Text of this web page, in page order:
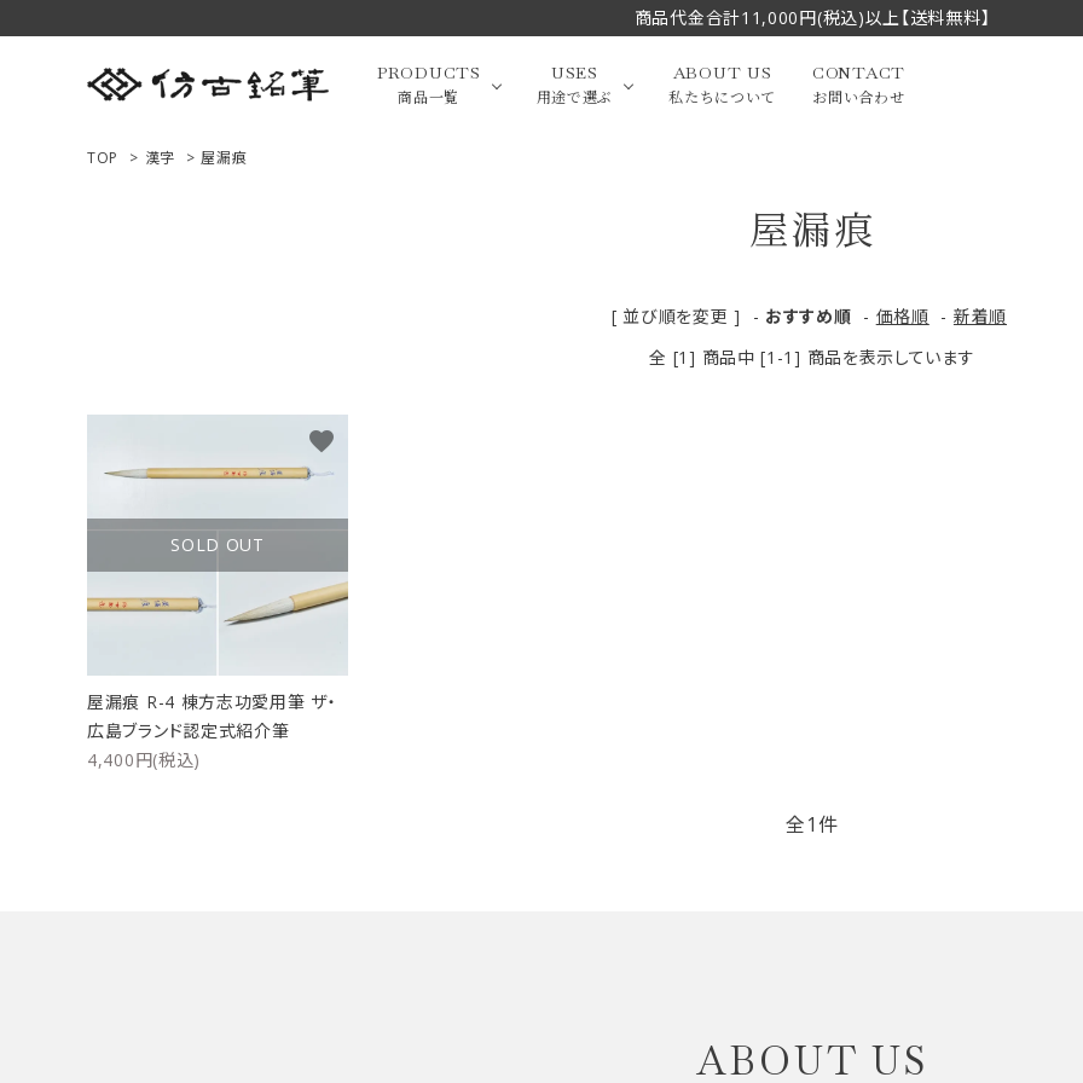
商品代金合計11,000円(税込)以上【送料無料】
PRODUCTS
商品一覧
大中筆（半切・条幅以
小筆
限定品・セット品
USES
用途で選ぶ
漢字
写経・御朱印 画筆・絵てがみ
贈り物（限定セット） 洗浄剤・その他
ABOUT US
私たちについて
CONTACT
お問い合わせ
商品一覧
用途で選ぶ
ご利用ガイド
特定商取引法について
TOP > 漢字 > 屋漏痕
屋漏痕
[ 並び順を変更 ] - おすすめ順 - 価格順 - 新着順
全 [1] 商品中 [1-1] 商品を表示しています
SOLD OUT
屋漏痕 R-4 棟方志功愛用筆 ザ・
広島ブランド認定式紹介筆
4,400円(税込)
favorite
全1件
ABOUT US